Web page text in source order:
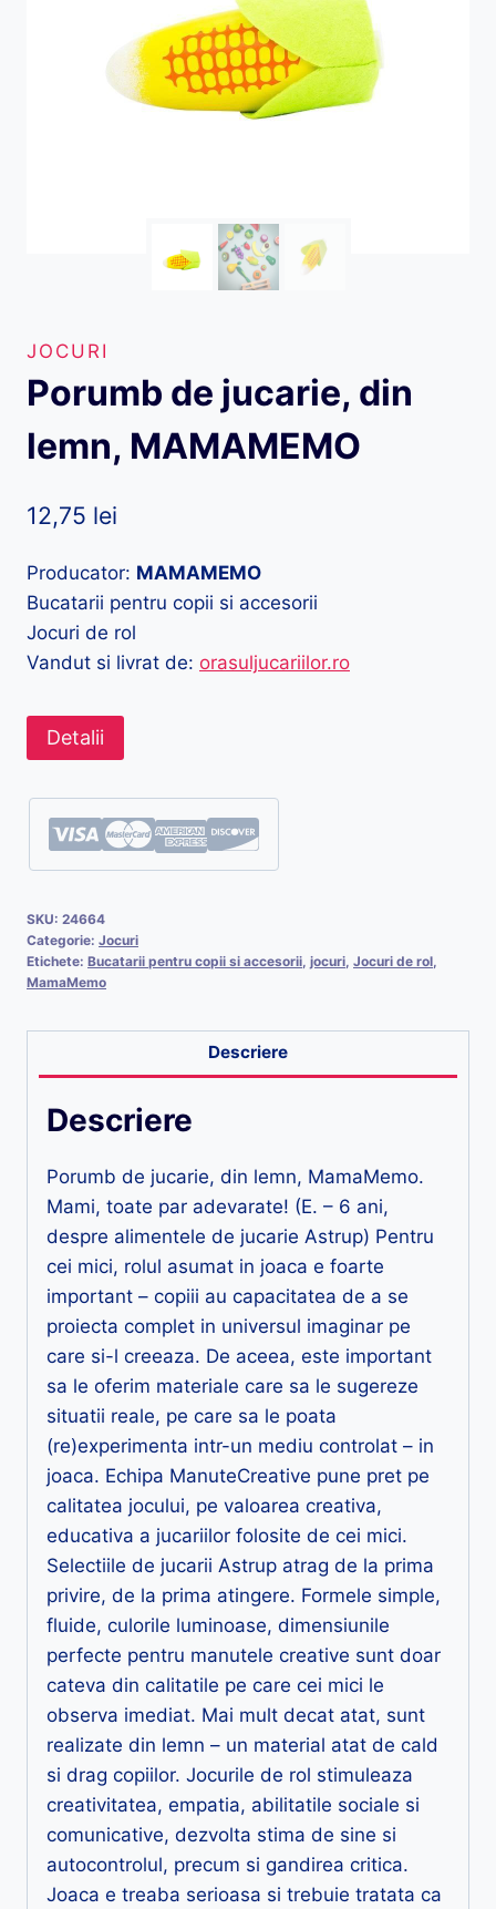
JOCURI
Porumb de jucarie, din
lemn, MAMAMEMO
12,75 lei
Producator: MAMAMEMO
Bucatarii pentru copii si accesorii
Jocuri de rol
Vandut si livrat de: orasuljucariilor.ro
Detalii
SKU: 24664
Categorie: Jocuri
Etichete: Bucatarii pentru copii si accesorii jocuri Jocuri de rol
MamaMemo
Descriere
Descriere
Porumb de jucarie, din lemn, MamaMemo.
Mami, toate par adevarate! (E. – 6 ani,
despre alimentele de jucarie Astrup) Pentru
cei mici, rolul asumat in joaca e foarte
important – copiii au capacitatea de a se
proiecta complet in universul imaginar pe
care si-l creeaza. De aceea, este important
sa le oferim materiale care sa le sugereze
situatii reale, pe care sa le poata
(re)experimenta intr-un mediu controlat – in
joaca. Echipa ManuteCreative pune pret pe
calitatea jocului, pe valoarea creativa,
educativa a jucariilor folosite de cei mici.
Selectiile de jucarii Astrup atrag de la prima
privire, de la prima atingere. Formele simple,
fluide, culorile luminoase, dimensiunile
perfecte pentru manutele creative sunt doar
cateva din calitatile pe care cei mici le
observa imediat. Mai mult decat atat, sunt
realizate din lemn – un material atat de cald
si drag copiilor. Jocurile de rol stimuleaza
creativitatea, empatia, abilitatile sociale si
comunicative, dezvolta stima de sine si
autocontrolul, precum si gandirea critica.
Joaca e treaba serioasa si trebuie tratata ca